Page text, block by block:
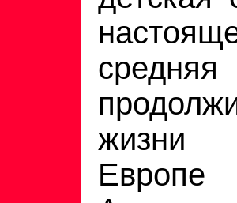
средняя
жизни